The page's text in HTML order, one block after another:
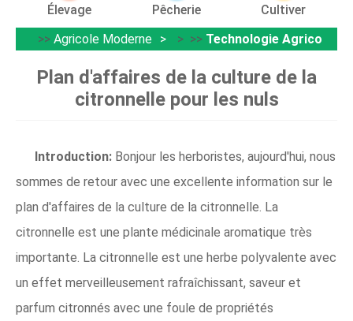
Élevage Pêcherie
Cultiver
>> Agricole Moderne > >> Technologie Agricole
Plan d'affaires de la culture de la
citronnelle pour les nuls
Introduction: Bonjour les herboristes, aujourd'hui, nous
sommes de retour avec une excellente information sur le
plan d'affaires de la culture de la citronnelle. La
citronnelle est une plante médicinale aromatique très
importante. La citronnelle est une herbe polyvalente avec
un effet merveilleusement rafraîchissant, saveur et
parfum citronnés avec une foule de propriétés